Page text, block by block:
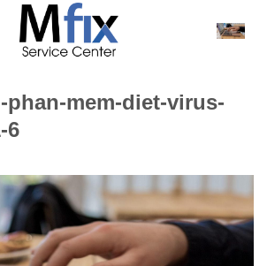
phan-mem-diet-virus-
6